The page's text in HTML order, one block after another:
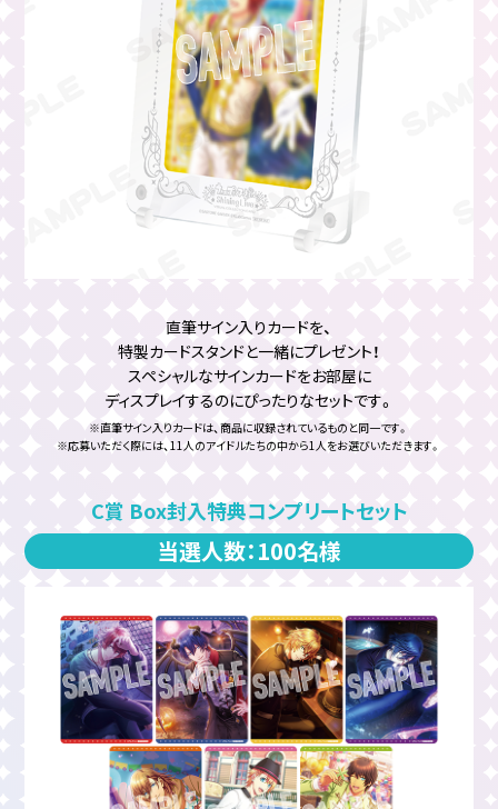
直筆サイン入りカードを、
特製カードスタンドと一緒にプレゼント！
スペシャルなサインカードをお部屋に
ディスプレイするのにぴったりなセットです。
※直筆サイン入りカードは、商品に収録されているものと同一です。
※応募いただく際には、11人のアイドルたちの中から1人をお選びいただきます。
C賞 Box封入特典コンプリートセット
当選人数：100名様